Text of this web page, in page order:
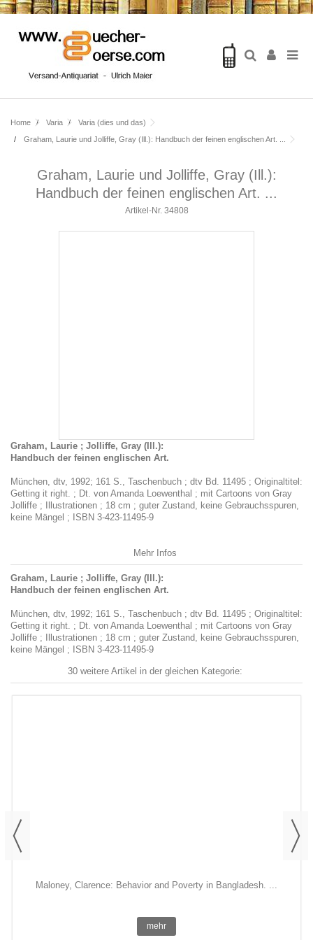
Home Varia
Varia (dies und das)
Graham, Laurie und Jolliffe, Gray (Ill.): Handbuch der feinen englischen Art. ...
Graham, Laurie und Jolliffe, Gray (Ill.):
Handbuch der feinen englischen Art. ...
Artikel-Nr. 34808
Graham, Laurie ; Jolliffe, Gray (Ill.):
Handbuch der feinen englischen Art.
München, dtv, 1992; 161 S., Taschenbuch ; dtv Bd. 11495 ; Originaltitel:
Getting it right. ; Dt. von Amanda Loewenthal ; mit Cartoons von Gray
Jolliffe ; Illustrationen ; 18 cm ; guter Zustand, keine Gebrauchsspuren,
keine Mängel ; ISBN 3-423-11495-9
Mehr Infos
Graham, Laurie ; Jolliffe, Gray (Ill.):
Handbuch der feinen englischen Art.
München, dtv, 1992; 161 S., Taschenbuch ; dtv Bd. 11495 ; Originaltitel:
Getting it right. ; Dt. von Amanda Loewenthal ; mit Cartoons von Gray
Jolliffe ; Illustrationen ; 18 cm ; guter Zustand, keine Gebrauchsspuren,
keine Mängel ; ISBN 3-423-11495-9
30 weitere Artikel in der gleichen Kategorie:
Maloney, Clarence: Behavior and Poverty in Bangladesh. ...
mehr